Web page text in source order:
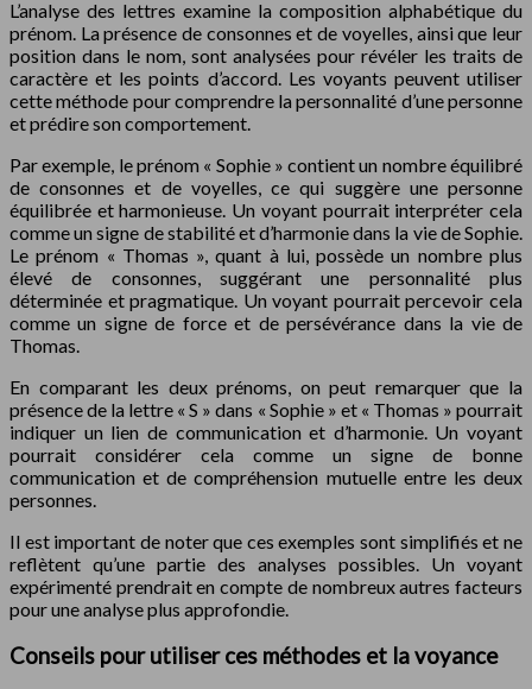
L’analyse des lettres examine la composition alphabétique du
prénom. La présence de consonnes et de voyelles, ainsi que leur
position dans le nom, sont analysées pour révéler les traits de
caractère et les points d’accord. Les voyants peuvent utiliser
cette méthode pour comprendre la personnalité d’une personne
et prédire son comportement.
Par exemple, le prénom « Sophie » contient un nombre équilibré
de consonnes et de voyelles, ce qui suggère une personne
équilibrée et harmonieuse. Un voyant pourrait interpréter cela
comme un signe de stabilité et d’harmonie dans la vie de Sophie.
Le prénom « Thomas », quant à lui, possède un nombre plus
élevé de consonnes, suggérant une personnalité plus
déterminée et pragmatique. Un voyant pourrait percevoir cela
comme un signe de force et de persévérance dans la vie de
Thomas.
En comparant les deux prénoms, on peut remarquer que la
présence de la lettre « S » dans « Sophie » et « Thomas » pourrait
indiquer un lien de communication et d’harmonie. Un voyant
pourrait considérer cela comme un signe de bonne
communication et de compréhension mutuelle entre les deux
personnes.
Il est important de noter que ces exemples sont simplifiés et ne
reflètent qu’une partie des analyses possibles. Un voyant
expérimenté prendrait en compte de nombreux autres facteurs
pour une analyse plus approfondie.
Conseils pour utiliser ces méthodes et la voyance